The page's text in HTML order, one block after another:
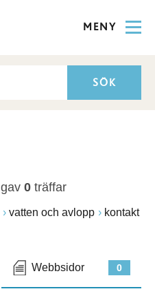
MENY
gav 0 träffar
vatten och avlopp kontakt
0
Webbsidor